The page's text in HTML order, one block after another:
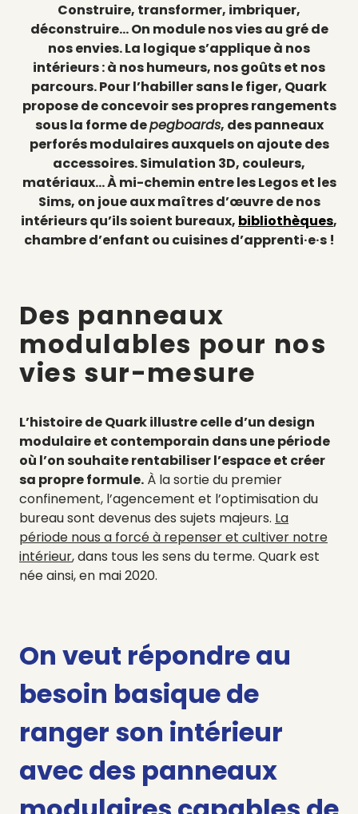
Construire, transformer, imbriquer,
déconstruire… On module nos vies au gré de
nos envies. La logique s’applique à nos
intérieurs : à nos humeurs, nos goûts et nos
parcours. Pour l’habiller sans le figer, Quark
propose de concevoir ses propres rangements
sous la forme depegboards, des panneaux
perforés modulaires auxquels on ajoute des
accessoires. Simulation 3D, couleurs,
matériaux… À mi-chemin entre les Legos et les
Sims, on joue aux maîtres d’œuvre de nos
intérieurs qu’ils soient bureaux, bibliothèques,
chambre d’enfant ou cuisines d’apprenti·e·s !
Des panneaux
modulables pour nos
vies sur-mesure
L’histoire de Quark illustre celle d’un design
modulaire et contemporain dans une période
où l’on souhaite rentabiliser l’espace et créer
sa propre formule. À la sortie du premier
confinement, l’agencement et l’optimisation du
bureau sont devenus des sujets majeurs. La
période nous a forcé à repenser et cultiver notre
intérieur, dans tous les sens du terme. Quark est
née ainsi, en mai 2020.
On veut répondre au
besoin basique de
ranger son intérieur
avec des panneaux